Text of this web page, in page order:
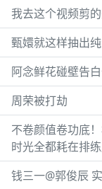
我去这个视频剪
甄嬛就这样抽出
阿念鲜花碰壁告
周荣被打劫
不卷颜值卷功底
时光全都耗在排
钱三一@郭俊辰